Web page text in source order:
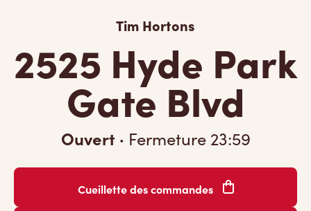
Tim Hortons
2525 Hyde Park
Gate Blvd
Ouvert · Fermeture 23:59
Cueillette des commandes